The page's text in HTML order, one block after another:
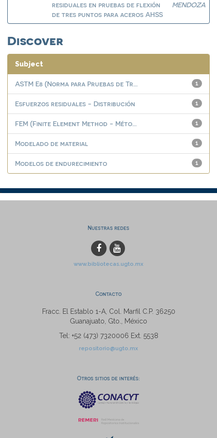
residuales en pruebas de flexión
de tres puntos para aceros AHSS
MENDOZA
Discover
Subject
1
ASTM E8 (Norma para Pruebas de Tr...
1
Esfuerzos residuales - Distribución
1
FEM (Finite Element Method - Méto...
1
Modelado de material
1
Modelos de endurecimiento
Nuestras redes
www.bibliotecas.ugto.mx
Contacto
Fracc. El Establo 1-A, Col. Marfil C.P. 36250
Guanajuato, Gto., México
Tel: +52 (473) 7320006 Ext. 5538
repositorio@ugto.mx
Otros sitios de interés: